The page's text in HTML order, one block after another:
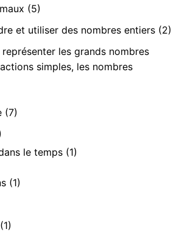
(5)
et utiliser des nombres entiers (2)
les grands nombres
simples, les nombres
(7)
le temps (1)
(1)
(1)